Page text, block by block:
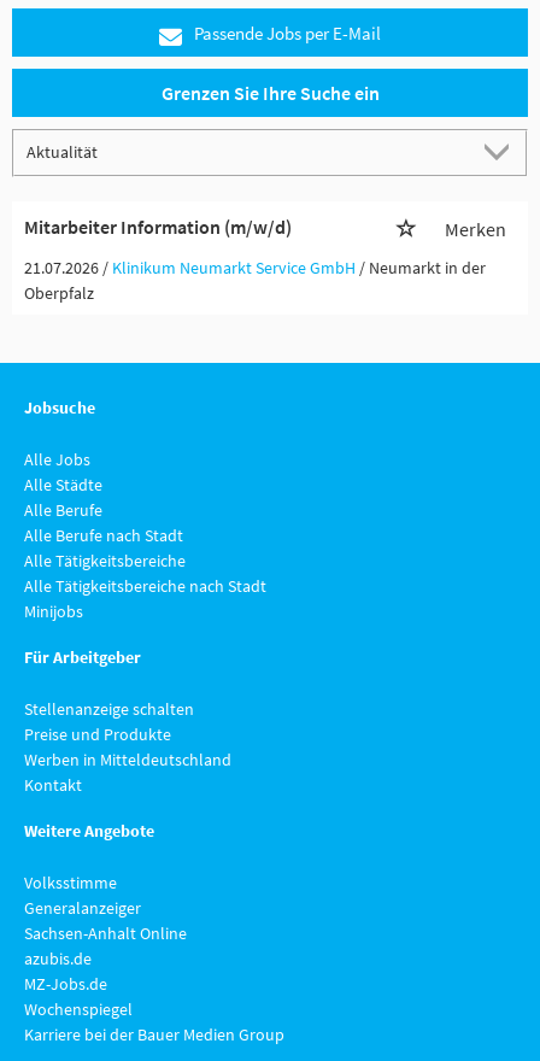
Passende Jobs per E-Mail
Grenzen Sie Ihre Suche ein
Mitarbeiter Information (m/w/d) Merken
21.07.2026 / Klinikum Neumarkt Service GmbH / Neumarkt in der
Oberpfalz
Jobsuche
Alle Jobs
Alle Städte
Alle Berufe
Alle Berufe nach Stadt
Alle Tätigkeitsbereiche
Alle Tätigkeitsbereiche nach Stadt
Minijobs
Für Arbeitgeber
Stellenanzeige schalten
Preise und Produkte
Werben in Mitteldeutschland
Kontakt
Weitere Angebote
Volksstimme
Generalanzeiger
Sachsen-Anhalt Online
azubis.de
MZ-Jobs.de
Wochenspiegel
Karriere bei der Bauer Medien Group